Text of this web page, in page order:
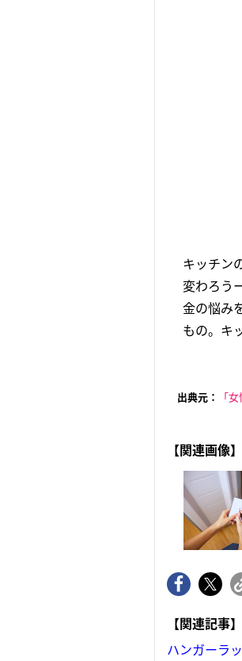
キッチン
変わろう
金の悩み
もの。キ
出典元： 「
【関連画像】
【関連記事】
ハンガーラ